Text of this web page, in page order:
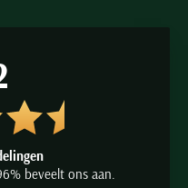
beveelt ons aan.